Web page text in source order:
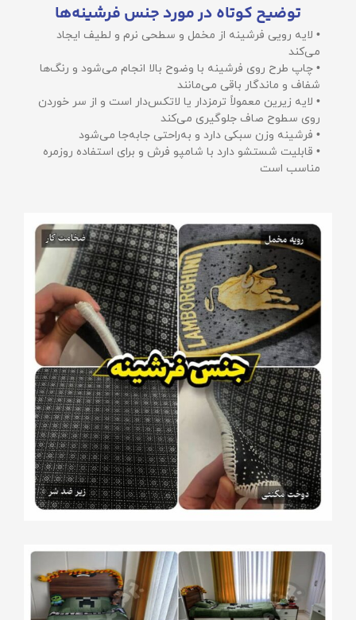
توضیح کوتاه در مورد جنس فرشینه‌ها
• لایه رویی فرشینه از مخمل و سطحی نرم و لطیف ایجاد
می‌کند
• چاپ طرح روی فرشینه با وضوح بالا انجام می‌شود و رنگ‌ها
شفاف و ماندگار باقی می‌مانند
• لایه زیرین معمولاً ترمزدار یا لاتکس‌دار است و از سر خوردن
روی سطوح صاف جلوگیری می‌کند
• فرشینه وزن سبکی دارد و به‌راحتی جابه‌جا می‌شود
• قابلیت شستشو دارد با شامپو فرش و برای استفاده روزمره
مناسب است